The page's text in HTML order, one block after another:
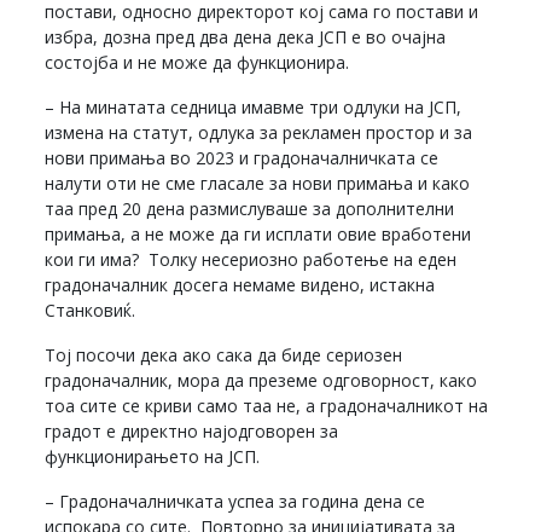
постави, односно директорот кој сама го постави и
избра, дозна пред два дена дека ЈСП е во очајна
состојба и не може да функционира.
– На минатата седница имавме три одлуки на ЈСП,
измена на статут, одлука за рекламен простор и за
нови примања во 2023 и градоначалничката се
налути оти не сме гласале за нови примања и како
таа пред 20 дена размислуваше за дополнителни
примања, а не може да ги исплати овие вработени
кои ги има? Толку несериозно работење на еден
градоначалник досега немаме видено, истакна
Станковиќ.
Тој посочи дека ако сака да биде сериозен
градоначалник, мора да преземе одговорност, како
тоа сите се криви само таа не, а градоначалникот на
градот е директно најодговорен за
функционирањето на ЈСП.
– Градоначалничката успеа за година дена се
испокара со сите. Повторно за иницијативата за